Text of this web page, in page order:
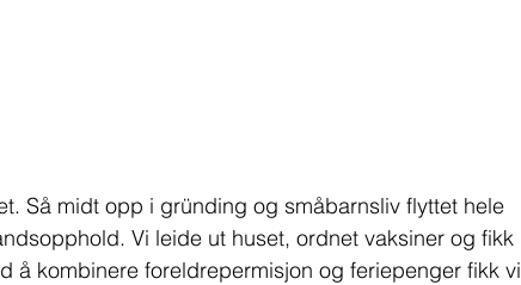
Så midt opp i gründing og småbarnsliv flyttet hele
Vi leide ut huset, ordnet vaksiner og fikk
å kombinere foreldrepermisjon og feriepenger fikk vi